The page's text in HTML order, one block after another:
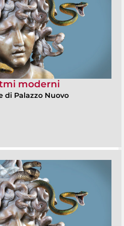
moderni
di Palazzo Nuovo